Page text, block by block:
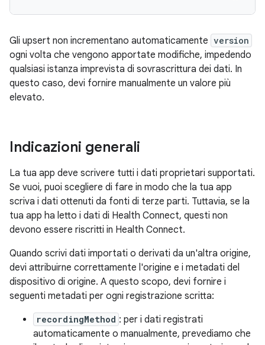
Gli upsert non incrementano automaticamente version
ogni volta che vengono apportate modifiche, impedendo
qualsiasi istanza imprevista di sovrascrittura dei dati. In
questo caso, devi fornire manualmente un valore più
elevato.
Indicazioni generali
La tua app deve scrivere tutti i dati proprietari supportati.
Se vuoi, puoi scegliere di fare in modo che la tua app
scriva i dati ottenuti da fonti di terze parti. Tuttavia, se la
tua app ha letto i dati di Health Connect, questi non
devono essere riscritti in Health Connect.
Quando scrivi dati importati o derivati da un'altra origine,
devi attribuirne correttamente l'origine e i metadati del
dispositivo di origine. A questo scopo, devi fornire i
seguenti metadati per ogni registrazione scritta:
recordingMethod : per i dati registrati
automaticamente o manualmente, prevediamo che